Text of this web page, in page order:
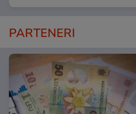
PARTENERI